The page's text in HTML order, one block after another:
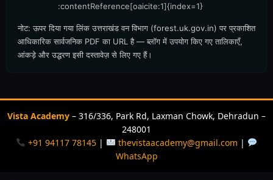
:contentReference[oaicite:1]{index=1}
नोट: ऊपर दिया गया लिंक उत्तराखंड वन विभाग (forest.uk.gov.in) पर प्रकाशित
आधिकारिक सार्वजनिक PDF का URL है — ब्लॉग में उपयोग किए गए तालिकाएँ,
आंकड़े और उद्धरण इसी दस्तावेज़ से लिए गए हैं।
Vista Academy – 316/336, Park Rd, Laxman Chowk, Dehradun –
248001
+91 94117 78145 | thevistaacademy@gmail.com |
WhatsApp